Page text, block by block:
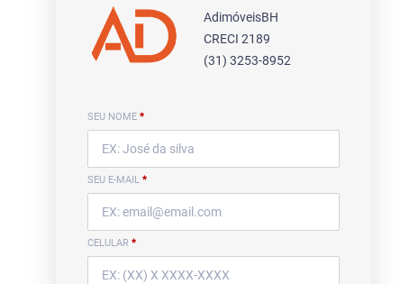
AdimóveisBH
CRECI 2189
(31) 3253-8952
SEU NOME *
SEU E-MAIL *
CELULAR *